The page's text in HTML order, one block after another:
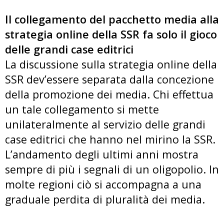
Il collegamento del pacchetto media alla
strategia online della SSR fa solo il gioco
delle grandi case editrici
La discussione sulla strategia online della
SSR dev’essere separata dalla concezione
della promozione dei media. Chi effettua
un tale collegamento si mette
unilateralmente al servizio delle grandi
case editrici che hanno nel mirino la SSR.
L’andamento degli ultimi anni mostra
sempre di più i segnali di un oligopolio. In
molte regioni ciò si accompagna a una
graduale perdita di pluralità dei media.